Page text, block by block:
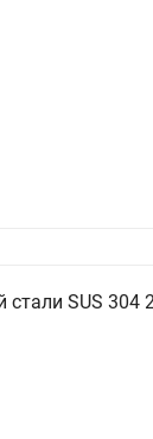
SUS 304